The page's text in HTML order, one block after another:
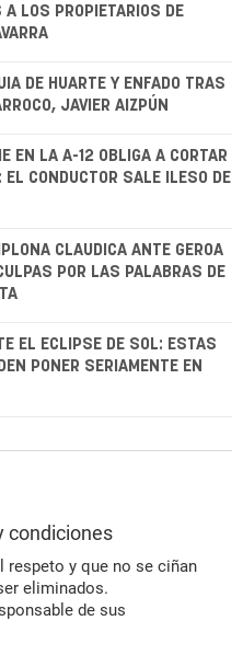
A LOS PROPIETARIOS DE
DE HUARTE Y ENFADO TRAS
JAVIER AIZPÚN
EN LA A-12 OBLIGA A CORTAR
EL CONDUCTOR SALE ILESO DE
CLAUDICA ANTE GEROA
POR LAS PALABRAS DE
EL ECLIPSE DE SOL: ESTAS
PONER SERIAMENTE EN
condiciones
y que no se ciñan
eliminados.
de sus